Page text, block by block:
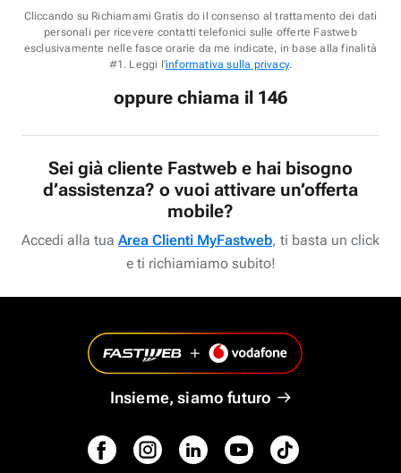
Cliccando su Richiamami Gratis do il consenso al trattamento dei dati
personali per ricevere contatti telefonici sulle offerte Fastweb
esclusivamente nelle fasce orarie da me indicate, in base alla finalità
#1. Leggi l'informativa sulla privacy.
oppure chiama il 146
Sei già cliente Fastweb e hai bisogno
d’assistenza? o vuoi attivare un’offerta
mobile?
Accedi alla tua Area Clienti MyFastweb, ti basta un click
e ti richiamiamo subito!
Insieme, siamo futuro